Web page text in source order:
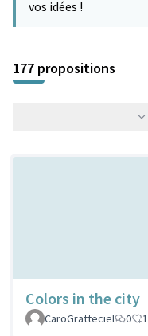
vos idées !
177 propositions
Colors in the city
CaroGratteciel
0 1